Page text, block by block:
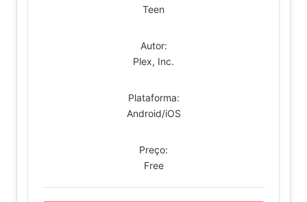
Teen
Autor:
Plex, Inc.
Plataforma:
Android/iOS
Preço:
Free